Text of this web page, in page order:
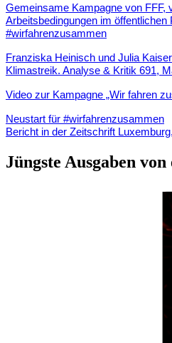
Gemeinsame Kampagne von FFF,
Arbeitsbedingungen im öffentlichen
#wirfahrenzusammen
Franziska Heinisch und Julia Kaiser
Klimastreik. Analyse & Kritik 691,
Video zur Kampagne „Wir fahren
Neustart für #wirfahrenzusammen
Bericht in der Zeitschrift
Jüngste Ausgaben